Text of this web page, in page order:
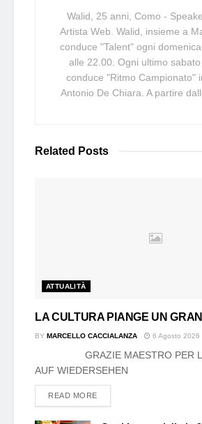
Walid, 25 anni, Como -
Artista Web. Walid, insieme a
conduce "Talent" ogni
alle 22.00. Ogni ultimo
conduce "Ritmo Campionato"
Antonio De Chiara. A partire
Related Posts
ATTUALITÀ
LA CULTURA PIANGE UN
BY MARCELLO CACCIALANZA 6 Agosto 2026
GRAZIE MAESTRO PER LE
AUF WIEDERSEHEN
READ MOREDETAILS